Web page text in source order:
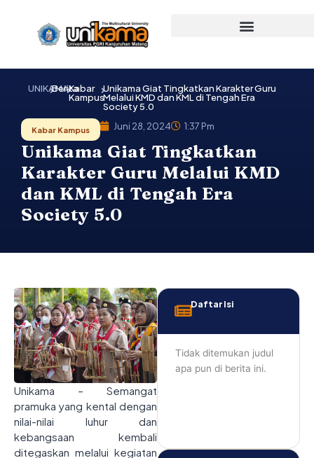
UNIKAMA
BeritaKabar
Kampus
Unikama Giat Tingkatkan Karakter Guru
Melalui KMD dan KML di Tengah Era
Society 5.0
Kabar Kampus Juni 28, 2024 1:37 Pm
Unikama Giat Tingkatkan
Karakter Guru Melalui KMD
dan KML di Tengah Era
Society 5.0
Unikama – Semangat
pramuka yang kental dengan
nilai-nilai luhur dan
kebangsaan kembali
ditegaskan melalui kegiatan
Daftar Isi
Tidak ditemukan judul
apa pun di berita ini.